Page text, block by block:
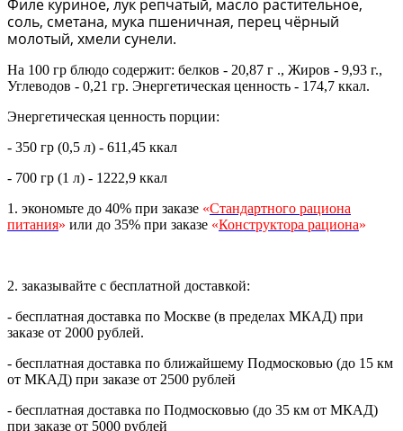
Филе куриное, лук репчатый, масло растительное,
соль, сметана, мука пшеничная, перец чёрный
молотый, хмели сунели.
На 100 гр блюдо содержит: белков - 20,87 г ., Жиров - 9,93 г.,
Углеводов - 0,21 гр. Энергетическая ценность - 174,7 ккал.
Энергетическая ценность порции:
- 350 гр (0,5 л) - 611,45 ккал
- 700 гр (1 л) - 1222,9 ккал
1. экономьте до 40% при заказе «Стандартного рациона
питания» или до 35% при заказе «Конструктора рациона»
2. заказывайте с бесплатной доставкой:
- бесплатная доставка по Москве (в пределах МКАД) при
заказе от 2000 рублей.
- бесплатная доставка по ближайшему Подмосковью (до 15 км
от МКАД) при заказе от 2500 рублей
- бесплатная доставка по Подмосковью (до 35 км от МКАД)
при заказе от 5000 рублей